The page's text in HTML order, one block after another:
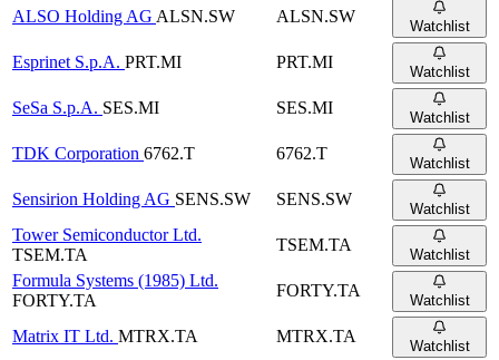
ALSO Holding AG ALSN.SW ALSN.SW
Watchlist
Esprinet S.p.A. PRT.MI PRT.MI
Watchlist
SeSa S.p.A. SES.MI SES.MI
Watchlist
TDK Corporation 6762.T 6762.T
Watchlist
Sensirion Holding AG SENS.SW SENS.SW
Watchlist
Tower Semiconductor Ltd.
TSEM.TA
TSEM.TA
Watchlist
Formula Systems (1985) Ltd.
FORTY.TA
FORTY.TA
Watchlist
Matrix IT Ltd. MTRX.TA MTRX.TA
Watchlist